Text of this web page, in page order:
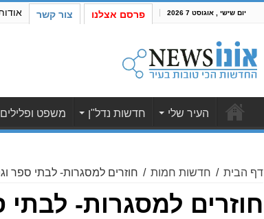
יום שישי , אוגוסט 7 2026 פרסם אצלנו צור קשר
העיר שלי חדשות נדל"ן משפט ופלילים
דף הבית / חדשות חמות / חוזרים למסגרות- לבתי ספר
חוזרים למסגרות- לבתי